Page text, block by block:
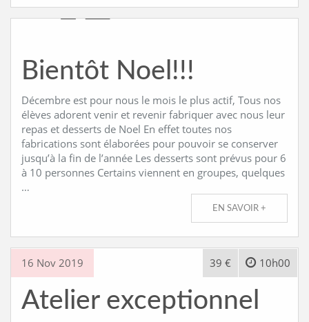
Bientôt Noel!!!
Décembre est pour nous le mois le plus actif, Tous nos
élèves adorent venir et revenir fabriquer avec nous leur
repas et desserts de Noel En effet toutes nos
fabrications sont élaborées pour pouvoir se conserver
jusqu’à la fin de l’année Les desserts sont prévus pour 6
à 10 personnes Certains viennent en groupes, quelques
…
EN SAVOIR +
16 Nov 2019 10h00
39 €
Atelier exceptionnel